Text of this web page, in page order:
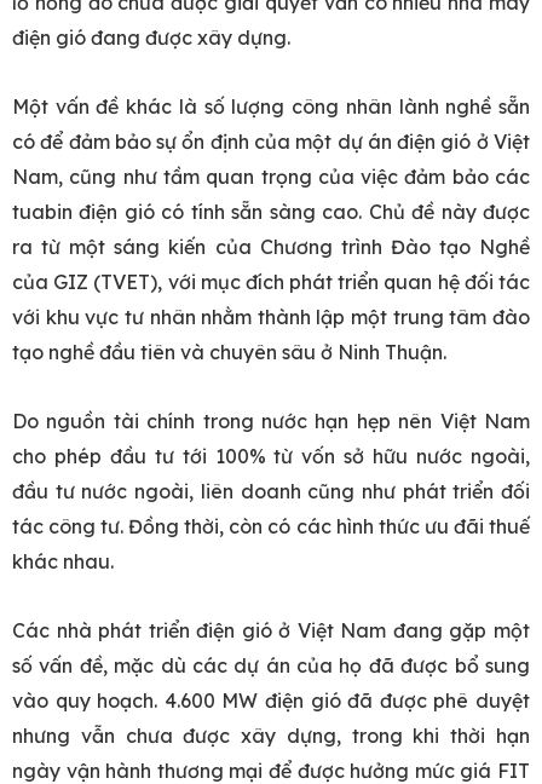
điện gió đang được xây dựng.
Một vấn đề khác là số lượng công nhân lành nghề sẵn
có để đảm bảo sự ổn định của một dự án điện gió ở Việt
Nam, cũng như tầm quan trọng của việc đảm bảo các
tuabin điện gió có tính sẵn sàng cao. Chủ đề này được
ra từ một sáng kiến của Chương trình Đào tạo Nghề
của GIZ (TVET), với mục đích phát triển quan hệ đối tác
với khu vực tư nhân nhằm thành lập một trung tâm đào
tạo nghề đầu tiên và chuyên sâu ở Ninh Thuận.
Do nguồn tài chính trong nước hạn hẹp nên Việt Nam
cho phép đầu tư tới 100% từ vốn sở hữu nước ngoài,
đầu tư nước ngoài, liên doanh cũng như phát triển đối
tác công tư. Đồng thời, còn có các hình thức ưu đãi thuế
khác nhau.
Các nhà phát triển điện gió ở Việt Nam đang gặp một
số vấn đề, mặc dù các dự án của họ đã được bổ sung
vào quy hoạch. 4.600 MW điện gió đã được phê duyệt
nhưng vẫn chưa được xây dựng, trong khi thời hạn
ngày vận hành thương mại để được hưởng mức giá FIT